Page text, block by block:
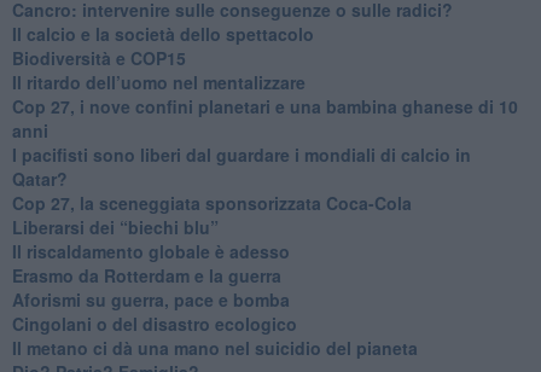
Cancro: intervenire sulle conseguenze o sulle radici?
​Il calcio e la società dello spettacolo
Biodiversità e COP15
​Il ritardo dell’uomo nel mentalizzare
​Cop 27, i nove confini planetari e una bambina ghanese di 10
anni
​I pacifisti sono liberi dal guardare i mondiali di calcio in
Qatar?
​Cop 27, la sceneggiata sponsorizzata Coca-Cola
​Liberarsi dei “biechi blu”
Il riscaldamento globale è adesso
​Erasmo da Rotterdam e la guerra
​Aforismi su guerra, pace e bomba
Cingolani o del disastro ecologico
​Il metano ci dà una mano nel suicidio del pianeta